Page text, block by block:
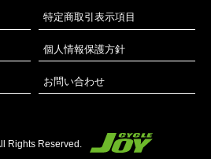
特定商取引表示項目
個人情報保護方針
お問い合わせ
Rights Reserved.